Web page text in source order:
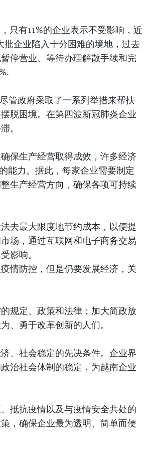
只有11%的企业表示不受影响，近
企业陷入十分困难的境地，过去
停营业、等待办理解散手续和完
管政府采取了一系列举措来帮扶
脱困境。在第四波新冠肺炎企业
。
保生产经营取得成效，许多经济
能力。据此，每家企业需要制定
生产经营方向，确保各项可持续
去最大限度地节约成本，以便提
场，通过互联网和电子商务交易
影响。
情防控，但是仍要发展经济，关
规定、政策和法律；加大简政放
、勇于改革创新的人们。
、社会稳定的先决条件。企业界
治社会体制的稳定，为越南企业
抵抗疫情以及与疫情安全共处的
，确保企业最为透明、简单而便